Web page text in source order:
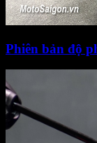
Phiên bản độ